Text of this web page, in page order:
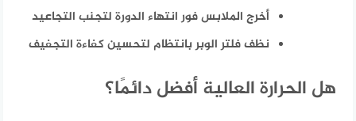
أخرج الملابس فور انتهاء الدورة لتجنب التجاعيد
نظف فلتر الوبر بانتظام لتحسين كفاءة التجفيف
هل الحرارة العالية أفضل دائمًا؟